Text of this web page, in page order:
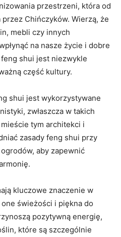
przestrzeni, która od
Chińczyków. Wierzą, że
mebli czy ​innych
na ⁤nasze życie ⁢i dobre
shui jest niezwykle
część​ kultury.
shui jest wykorzystywane
zwłaszcza w takich
tym architekci ‌i
zasady feng shui przy
aby zapewnić
kluczowe znaczenie w
świeżości i piękna do
pozytywną energię,
które są szczególnie‍